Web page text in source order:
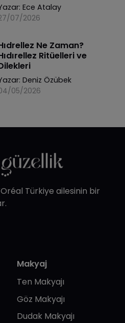
Ece Atalay
07/2026
Ne Zaman?
Ritüelleri ve
Deniz Özübek
05/2026
Türkiye ailesinin bir
Makyaj
Ten Makyajı
Göz Makyajı
Dudak Makyajı